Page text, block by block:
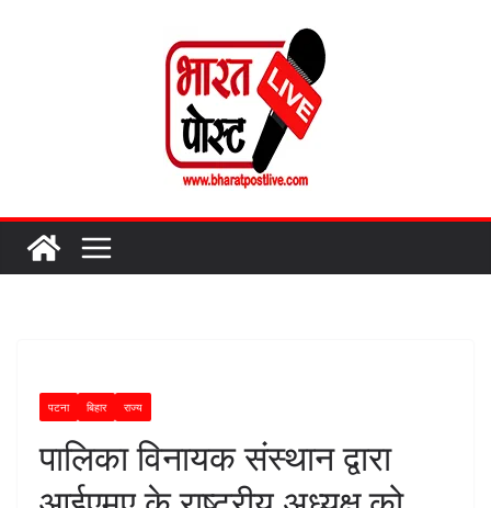
पटना बिहार राज्य
पालिका विनायक संस्थान द्वारा